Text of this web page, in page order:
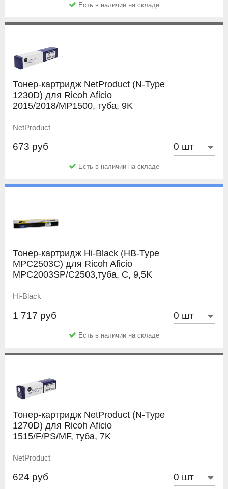
Есть в наличии на складе
Тонер-картридж NetProduct (N-Type
1230D) для Ricoh Aficio
2015/2018/MP1500, туба, 9K
NetProduct
673 руб
Есть в наличии на складе
Тонер-картридж Hi-Black (HB-Type
MPC2503C) для Ricoh Aficio
MPC2003SP/C2503,туба, C, 9,5K
Hi-Black
1 717 руб
Есть в наличии на складе
Тонер-картридж NetProduct (N-Type
1270D) для Ricoh Aficio
1515/F/PS/MF, туба, 7K
NetProduct
624 руб